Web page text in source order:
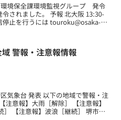
境保全課環境監視グループ 発令
されました。 予報 北大阪 13:30-
止を行うには touroku@osaka-
警報・注意報情報
気象台 発表 以下の地域で警報・注
注意報】大雨［解除］ 【注意報】
］ 【注意報】波浪［継続］ 堺市